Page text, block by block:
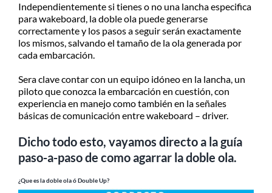
Independientemente si tienes o no una lancha especifica
para wakeboard, la doble ola puede generarse
correctamente y los pasos a seguir serán exactamente
los mismos, salvando el tamaño de la ola generada por
cada embarcación.
Sera clave contar con un equipo idóneo en la lancha, un
piloto que conozca la embarcación en cuestión, con
experiencia en manejo como también en la señales
básicas de comunicación entre wakeboard – driver.
Dicho todo esto, vayamos directo a la guía
paso-a-paso de como agarrar la doble ola.
¿Que es la doble ola ó Double Up?